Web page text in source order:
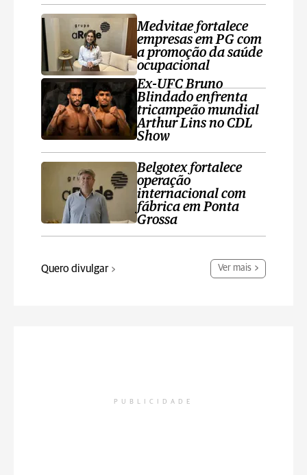
Medvitae fortalece
empresas em PG com
a promoção da saúde
ocupacional
Ex-UFC Bruno
Blindado enfrenta
tricampeão mundial
Arthur Lins no CDL
Show
Belgotex fortalece
operação
internacional com
fábrica em Ponta
Grossa
Quero divulgar Ver mais
PUBLICIDADE